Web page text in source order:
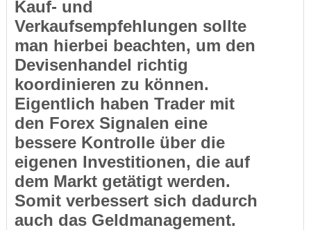
Kauf- und
Verkaufsempfehlungen sollte
man hierbei beachten, um den
Devisenhandel richtig
koordinieren zu können.
Eigentlich haben Trader mit
den Forex Signalen eine
bessere Kontrolle über die
eigenen Investitionen, die auf
dem Markt getätigt werden.
Somit verbessert sich dadurch
auch das Geldmanagement.